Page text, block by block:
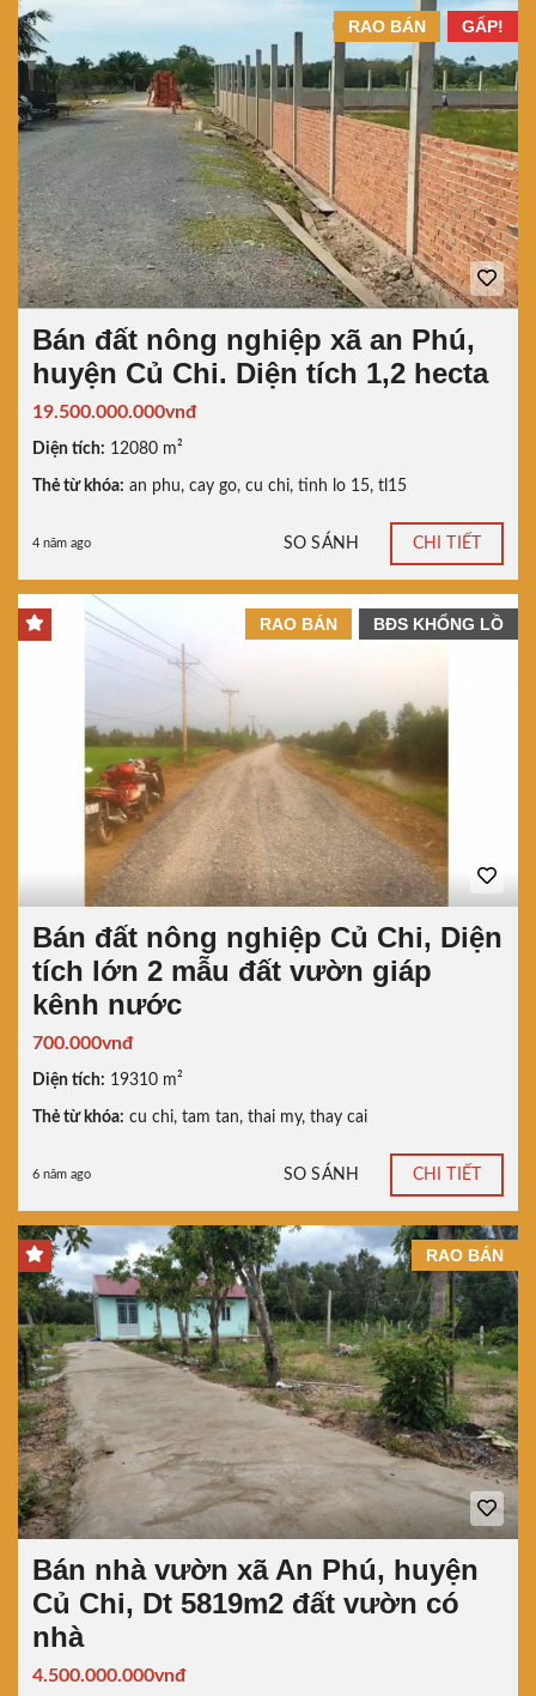
GẤP!
RAO BÁN
Bán đất nông nghiệp xã an Phú,
huyện Củ Chi. Diện tích 1,2 hecta
19.500.000.000vnđ
Diện tích: 12080 m²
Thẻ từ khóa: an phu, cay go, cu chi, tinh lo 15, tl15
4 năm ago SO SÁNH CHI TIẾT
BĐS KHỔNG LỒ
RAO BÁN
Bán đất nông nghiệp Củ Chi, Diện
tích lớn 2 mẫu đất vườn giáp
kênh nước
700.000vnđ
Diện tích: 19310 m²
Thẻ từ khóa: cu chi, tam tan, thai my, thay cai
6 năm ago SO SÁNH CHI TIẾT
RAO BÁN
Bán nhà vườn xã An Phú, huyện
Củ Chi, Dt 5819m2 đất vườn có
nhà
4.500.000.000vnđ